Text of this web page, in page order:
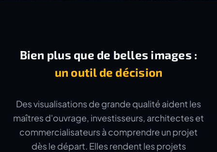
Bien plus que de belles images :
un outil de décision
Des visualisations de grande qualité aident les
maîtres d'ouvrage, investisseurs, architectes et
commercialisateurs à comprendre un projet
dès le départ. Elles rendent les projets